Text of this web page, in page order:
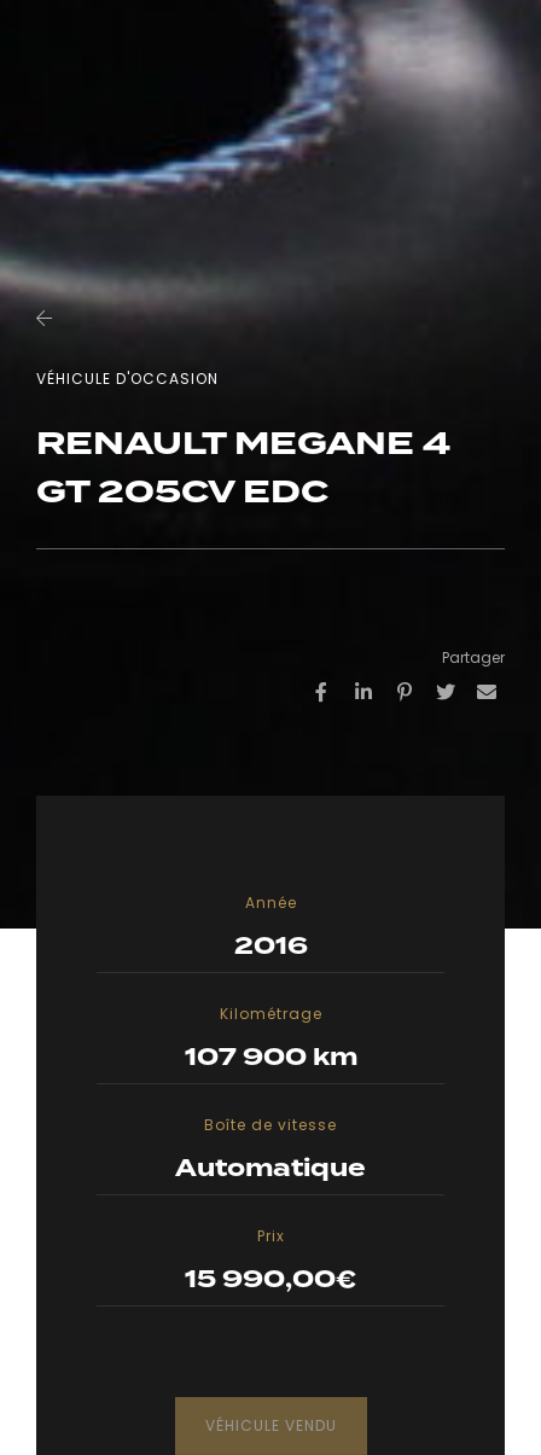
VÉHICULE D'OCCASION
RENAULT MEGANE 4
GT 205CV EDC
Partager
Année
2016
Kilométrage
107 900 km
Boîte de vitesse
Automatique
Prix
15 990,00€
VÉHICULE VENDU